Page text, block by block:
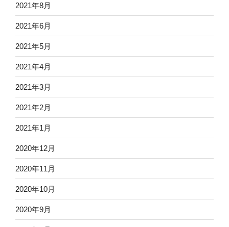
2021年8月
2021年6月
2021年5月
2021年4月
2021年3月
2021年2月
2021年1月
2020年12月
2020年11月
2020年10月
2020年9月